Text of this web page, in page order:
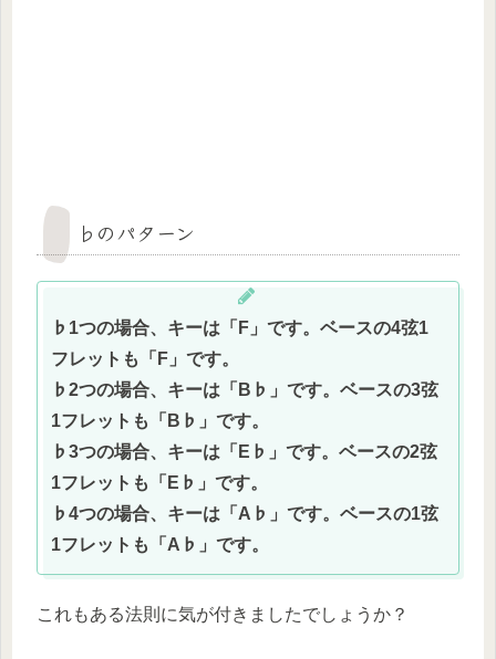
♭のパターン
♭1つの場合、キーは「F」です。ベースの4弦1
フレットも「F」です。
♭2つの場合、キーは「B♭」です。ベースの3弦
1フレットも「B♭」です。
♭3つの場合、キーは「E♭」です。ベースの2弦
1フレットも「E♭」です。
♭4つの場合、キーは「A♭」です。ベースの1弦
1フレットも「A♭」です。
これもある法則に気が付きましたでしょうか？